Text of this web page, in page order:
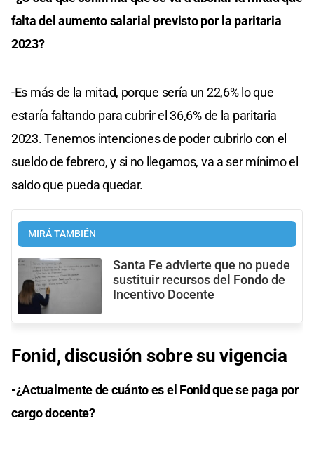
falta del aumento salarial previsto por la paritaria
2023?
-Es más de la mitad, porque sería un 22,6% lo que
estaría faltando para cubrir el 36,6% de la paritaria
2023. Tenemos intenciones de poder cubrirlo con el
sueldo de febrero, y si no llegamos, va a ser mínimo el
saldo que pueda quedar.
MIRÁ TAMBIÉN
Santa Fe advierte que no puede
sustituir recursos del Fondo de
Incentivo Docente
Fonid, discusión sobre su vigencia
-¿Actualmente de cuánto es el Fonid que se paga por
cargo docente?